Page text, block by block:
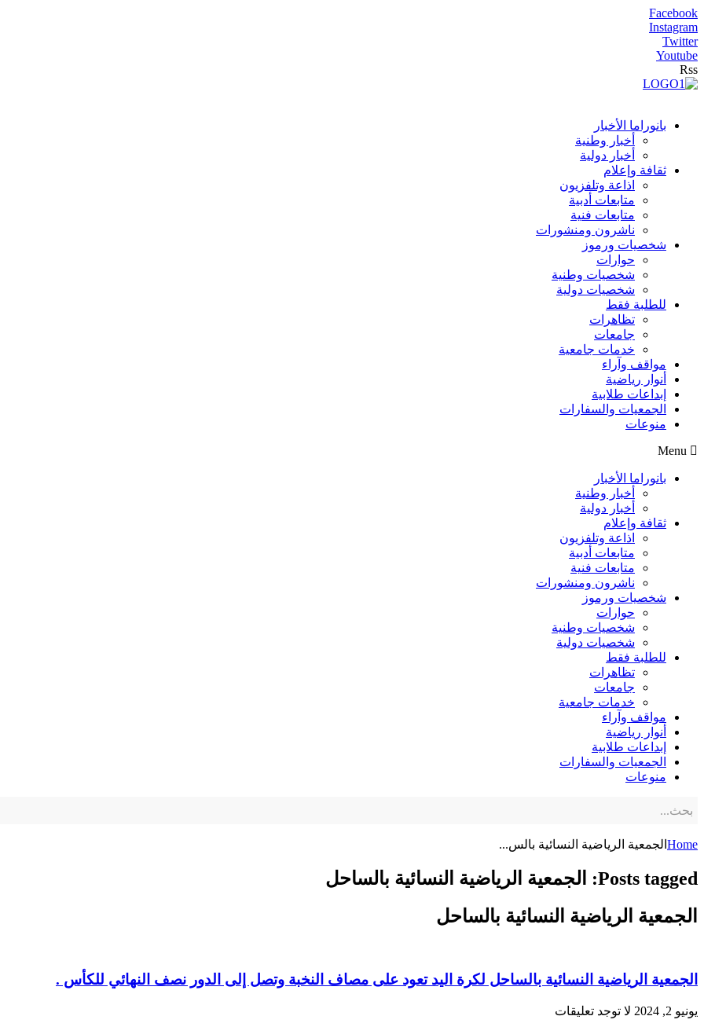
Facebook
Instagram
Twitter
Youtube
Rss
بانوراما الأخبار
أخبار وطنية
أخبار دولية
ثقافة وإعلام
اذاعة وتلفزيون
متابعات أدبية
متابعات فنية
ناشرون ومنشورات
شخصيات ورموز
حوارات
شخصيات وطنية
شخصيات دولية
للطلبة فقط
تظاهرات
جامعات
خدمات جامعية
مواقف وآراء
أنوار رياضية
إبداعات طلابية
الجمعيات والسفارات
منوعات
Menu
بانوراما الأخبار
أخبار وطنية
أخبار دولية
ثقافة وإعلام
اذاعة وتلفزيون
متابعات أدبية
متابعات فنية
ناشرون ومنشورات
شخصيات ورموز
حوارات
شخصيات وطنية
شخصيات دولية
للطلبة فقط
تظاهرات
جامعات
خدمات جامعية
مواقف وآراء
أنوار رياضية
إبداعات طلابية
الجمعيات والسفارات
منوعات
Home الجمعية الرياضية النسائية بالس...
Posts tagged: الجمعية الرياضية النسائية بالساحل
الجمعية الرياضية النسائية بالساحل
الجمعية الرياضية النسائية بالساحل لكرة اليد تعود على مصاف النخبة وتصل إلى الدور نصف النهائي للكأس .
يونيو 2, 2024 لا توجد تعليقات